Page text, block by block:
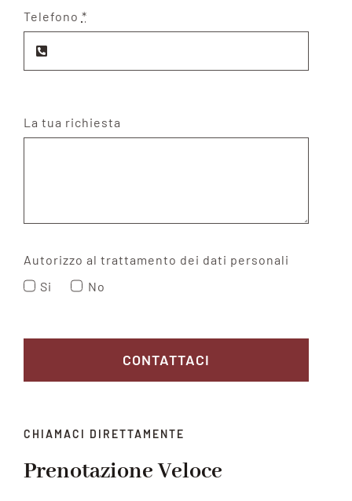
Telefono *
La tua richiesta
Autorizzo al trattamento dei dati personali
Si
No
CONTATTACI
CHIAMACI DIRETTAMENTE
Prenotazione Veloce